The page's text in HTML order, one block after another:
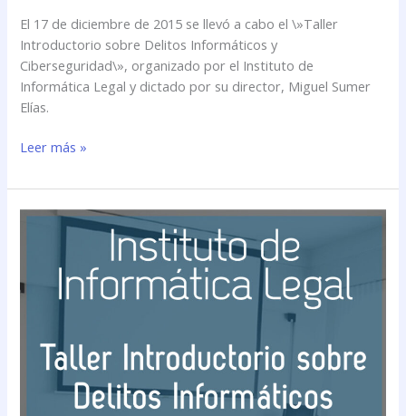
El 17 de diciembre de 2015 se llevó a cabo el \»Taller
Introductorio sobre Delitos Informáticos y
Ciberseguridad\», organizado por el Instituto de
Informática Legal y dictado por su director, Miguel Sumer
Elías.
Leer más »
Se
cabo
Introductorio
sobre
Informáticos